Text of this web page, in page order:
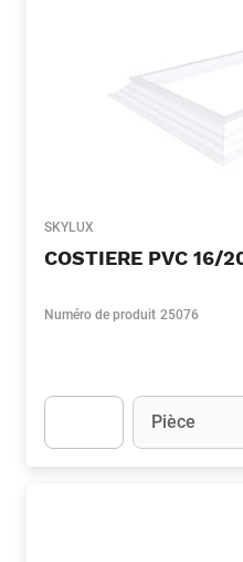
SKYLUX
COSTIERE PVC 16/
Numéro de produit 25076
Unité
Pièce